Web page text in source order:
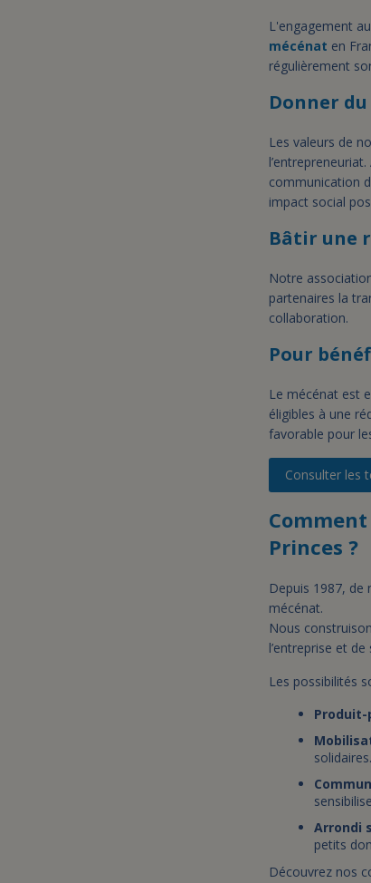
L'engagement
mécénat en
régulièrement
Donner
Les valeurs de
communication
impact social
Bâtir une
Notre
partenaires la
collaboration.
Pour
Le mécénat est
éligibles à une
favorable pour
Consulter les
Princes ?
Depuis 1987,
mécénat.
Nous
l’entreprise et de
Les possibilités
solidaires.
Arrondi
petits
Découvrez nos